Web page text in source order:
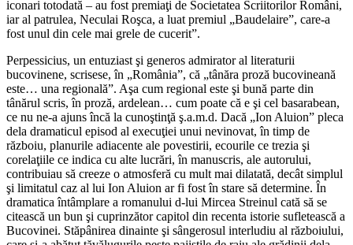
iconari totodată – au fost premiaţi de Societatea Scriitorilor Români,
iar al patrulea, Neculai Roşca, a luat premiul „Baudelaire”, care-a
fost unul din cele mai grele de cucerit”.
Perpessicius, un entuziast şi generos admirator al literaturii
bucovinene, scrisese, în „România”, că „tânăra proză bucovineană
este… una regională”. Aşa cum regional este şi bună parte din
tânărul scris, în proză, ardelean… cum poate că e şi cel basarabean,
ce nu ne-a ajuns încă la cunoştinţă ş.a.m.d. Dacă „Ion Aluion” pleca
dela dramaticul episod al execuţiei unui nevinovat, în timp de
războiu, planurile adiacente ale povestirii, ecourile ce trezia şi
corelaţiile ce indica cu alte lucrări, în manuscris, ale autorului,
contribuiau să creeze o atmosferă cu mult mai dilatată, decât simplul
şi limitatul caz al lui Ion Aluion ar fi fost în stare să determine. În
dramatica întâmplare a romanului d-lui Mircea Streinul cată să se
citească un bun şi cuprinzător capitol din recenta istorie sufletească a
Bucovinei. Stăpânirea dinainte şi sângerosul interludiu al războiului,